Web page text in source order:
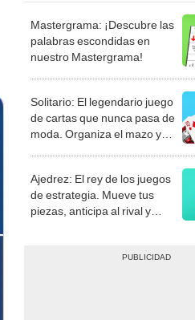
Mastergrama: ¡Descubre las
palabras escondidas en
nuestro Mastergrama!
Solitario: El legendario juego
de cartas que nunca pasa de
moda. Organiza el mazo y
Ajedrez: El rey de los juegos
de estrategia. Mueve tus
piezas, anticipa al rival y